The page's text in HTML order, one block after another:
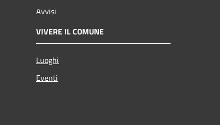
Avvisi
VIVERE IL COMUNE
Luoghi
Eventi